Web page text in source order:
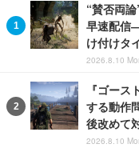
“賛否両
早速配信
け付けタ
2026.8.10
『ゴース
する動作
後改めて
2026.8.10